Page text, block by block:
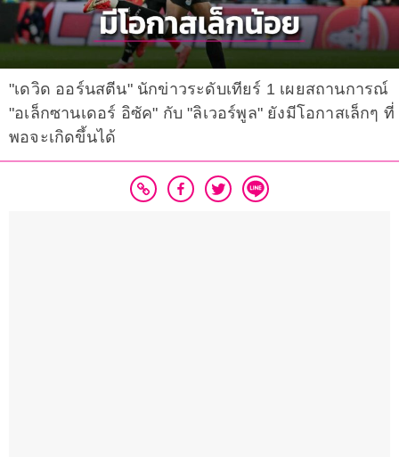
"เดวิด ออร์นสตีน" นักข่าวระดับเทียร์ 1 เผยสถานการณ์
"อเล็กซานเดอร์ อิซัค" กับ "ลิเวอร์พูล" ยังมีโอกาสเล็กๆ ที่
พอจะเกิดขึ้นได้